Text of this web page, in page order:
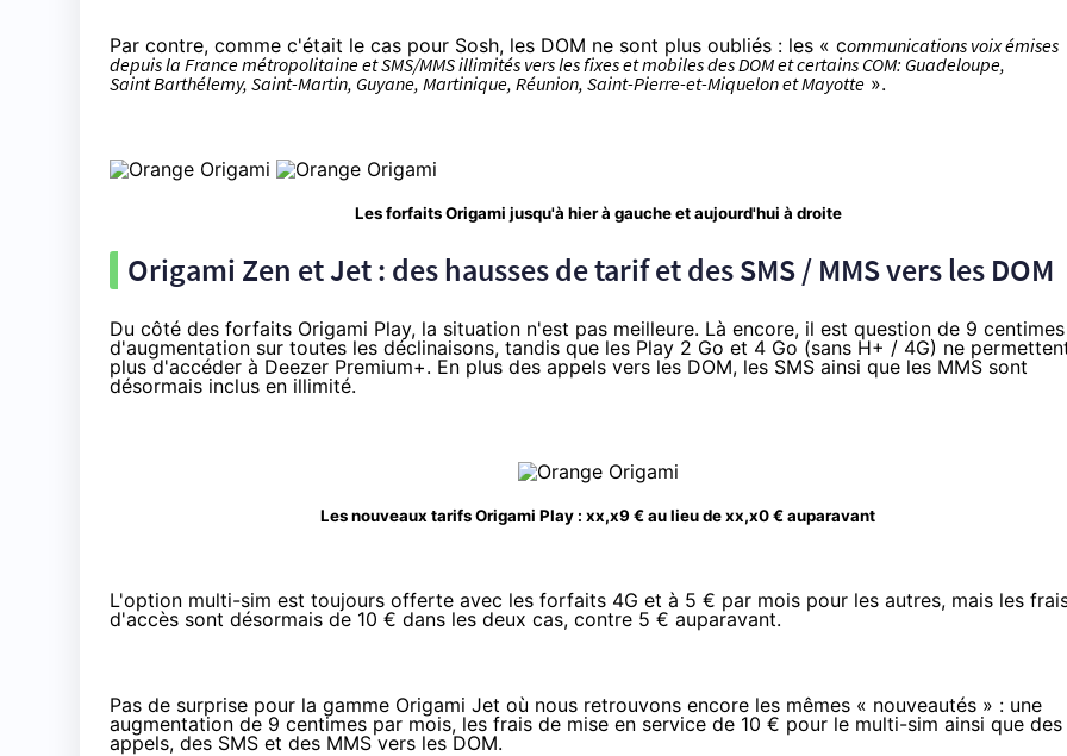
Par contre, comme c'était le cas pour Sosh, les DOM ne sont plus oubliés : les « communications voix émises
depuis la France métropolitaine et SMS/MMS illimités vers les fixes et mobiles des DOM et certains COM: Guadeloupe,
Saint Barthélemy, Saint-Martin, Guyane, Martinique, Réunion, Saint-Pierre-et-Miquelon et Mayotte ».
Les forfaits Origami jusqu'à hier à gauche et aujourd'hui à droite
Origami Zen et Jet : des hausses de tarif et des SMS / MMS vers les DOM
Du côté des forfaits Origami Play, la situation n'est pas meilleure. Là encore, il est question de 9 centimes
d'augmentation sur toutes les déclinaisons, tandis que les Play 2 Go et 4 Go (sans H+ / 4G) ne
plus d'accéder à Deezer Premium+. En plus des appels vers les DOM, les SMS ainsi que les MMS sont
désormais inclus en illimité.
Les nouveaux tarifs Origami Play : xx,x9 € au lieu de xx,x0 € auparavant
L'option multi-sim est toujours offerte avec les forfaits 4G et à 5 € par mois pour les autres, mais les
d'accès sont désormais de 10 € dans les deux cas, contre 5 € auparavant.
Pas de surprise pour la gamme Origami Jet où nous retrouvons encore les mêmes « nouveautés » : une
augmentation de 9 centimes par mois, les frais de mise en service de 10 € pour le multi-sim ainsi que des
appels, des SMS et des MMS vers les DOM.